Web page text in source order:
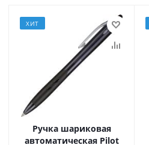
ХИТ
Ручка шариковая
автоматическая Pilot